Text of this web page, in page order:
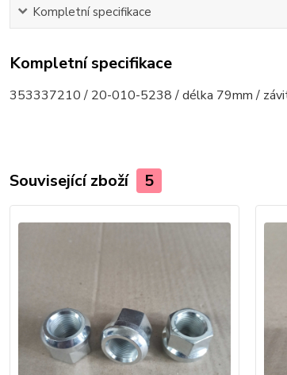
Kompletní specifikace
Kompletní specifikace
353337210 / 20-010-5238 / délka 79mm /
Související zboží 5